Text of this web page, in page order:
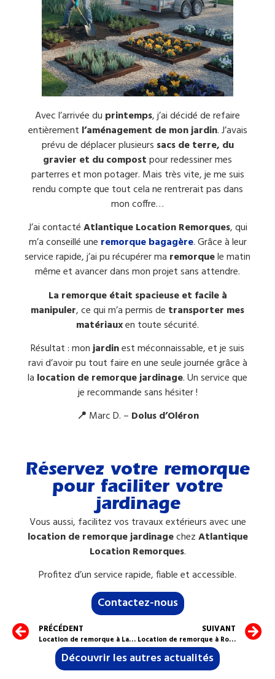
Avec l’arrivée du printemps, j’ai décidé de refaire
entièrement l’aménagement de mon jardin. J’avais
prévu de déplacer plusieurs sacs de terre, du
gravier et du compostpour redessiner mes
parterres et mon potager. Mais très vite, je me suis
rendu compte que tout cela ne rentrerait pas dans
mon coffre…
J’ai contactéAtlantique Location Remorques, qui
m’a conseillé une remorque bagagère. Grâce à leur
service rapide, j’ai pu récupérer ma remorquele matin
même et avancer dans mon projet sans attendre.
La remorque était spacieuse et facile à
manipuler, ce qui m’a permis de transporter mes
matériauxen toute sécurité.
Résultat : monjardinest méconnaissable, et je suis
ravi d’avoir pu tout faire en une seule journée grâce à
la location de remorque jardinage. Un service que
je recommande sans hésiter !
📍 Marc D. – Dolus d’Oléron
Réservez votre remorque
pour faciliter votre
jardinage
Vous aussi, facilitez vos travaux extérieurs avec une
location de remorque jardinagechezAtlantique
Location Remorques.
Profitez d’un service rapide, fiable et accessible.
Contactez-nous
PRÉCÉDENT
Location de remorque à La Rochelle
SUIVANT
Location de remorque à Rochefort
Découvrir les autres actualités